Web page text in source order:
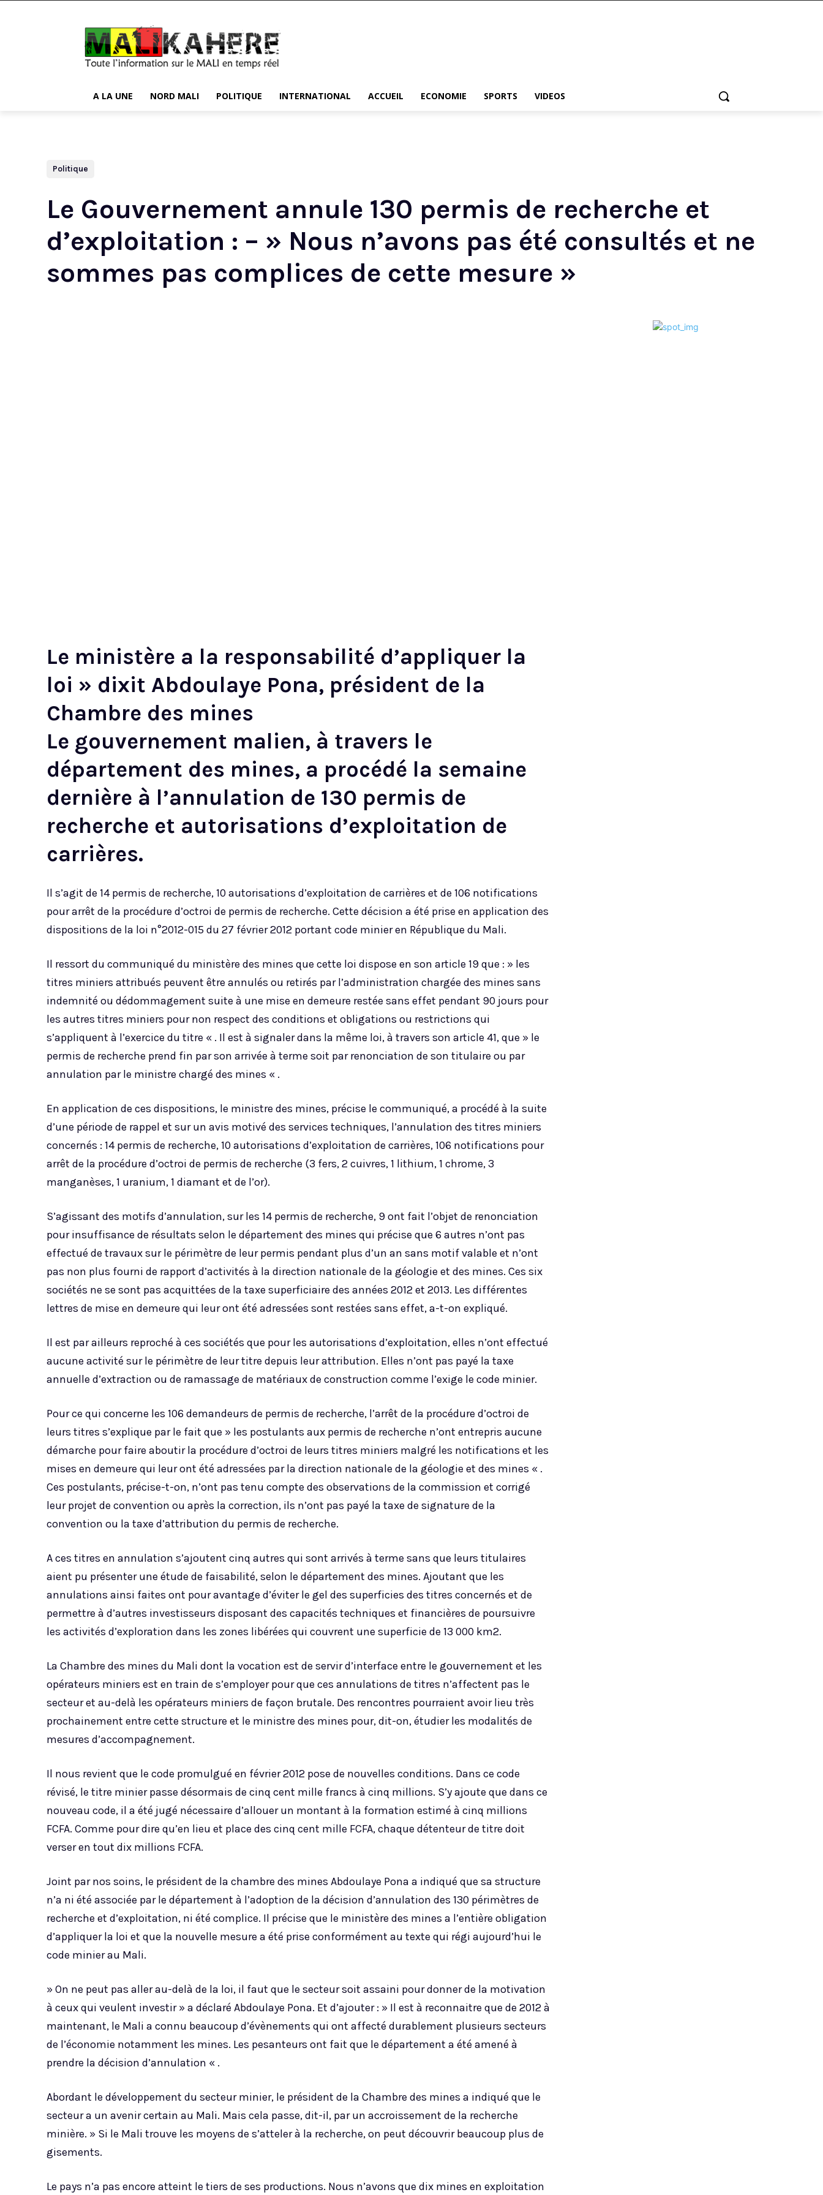
A LA UNE NORD MALI POLITIQUE INTERNATIONAL ACCUEIL ECONOMIE SPORTS VIDEOS
Politique
Le Gouvernement annule 130 permis de recherche et
d’exploitation : – » Nous n’avons pas été consultés et ne
sommes pas complices de cette mesure »
Le ministère a la responsabilité d’appliquer la
loi » dixit Abdoulaye Pona, président de la
Chambre des mines
Le gouvernement malien, à travers le
département des mines, a procédé la semaine
dernière à l’annulation de 130 permis de
recherche et autorisations d’exploitation de
carrières.
Il s’agit de 14 permis de recherche, 10 autorisations d’exploitation de carrières et de 106 notifications
pour arrêt de la procédure d’octroi de permis de recherche. Cette décision a été prise en application des
dispositions de la loi n°2012-015 du 27 février 2012 portant code minier en République du Mali.
Il ressort du communiqué du ministère des mines que cette loi dispose en son article 19 que : » les
titres miniers attribués peuvent être annulés ou retirés par l’administration chargée des mines sans
indemnité ou dédommagement suite à une mise en demeure restée sans effet pendant 90 jours pour
les autres titres miniers pour non respect des conditions et obligations ou restrictions qui
s’appliquent à l’exercice du titre « . Il est à signaler dans la même loi, à travers son article 41, que » le
permis de recherche prend fin par son arrivée à terme soit par renonciation de son titulaire ou par
annulation par le ministre chargé des mines « .
En application de ces dispositions, le ministre des mines, précise le communiqué, a procédé à la suite
d’une période de rappel et sur un avis motivé des services techniques, l’annulation des titres miniers
concernés : 14 permis de recherche, 10 autorisations d’exploitation de carrières, 106 notifications pour
arrêt de la procédure d’octroi de permis de recherche (3 fers, 2 cuivres, 1 lithium, 1 chrome, 3
manganèses, 1 uranium, 1 diamant et de l’or).
S’agissant des motifs d’annulation, sur les 14 permis de recherche, 9 ont fait l’objet de renonciation
pour insuffisance de résultats selon le département des mines qui précise que 6 autres n’ont pas
effectué de travaux sur le périmètre de leur permis pendant plus d’un an sans motif valable et n’ont
pas non plus fourni de rapport d’activités à la direction nationale de la géologie et des mines. Ces six
sociétés ne se sont pas acquittées de la taxe superficiaire des années 2012 et 2013. Les différentes
lettres de mise en demeure qui leur ont été adressées sont restées sans effet, a-t-on expliqué.
Il est par ailleurs reproché à ces sociétés que pour les autorisations d’exploitation, elles n’ont effectué
aucune activité sur le périmètre de leur titre depuis leur attribution. Elles n’ont pas payé la taxe
annuelle d’extraction ou de ramassage de matériaux de construction comme l’exige le code minier.
Pour ce qui concerne les 106 demandeurs de permis de recherche, l’arrêt de la procédure d’octroi de
leurs titres s’explique par le fait que » les postulants aux permis de recherche n’ont entrepris aucune
démarche pour faire aboutir la procédure d’octroi de leurs titres miniers malgré les notifications et les
mises en demeure qui leur ont été adressées par la direction nationale de la géologie et des mines « .
Ces postulants, précise-t-on, n’ont pas tenu compte des observations de la commission et corrigé
leur projet de convention ou après la correction, ils n’ont pas payé la taxe de signature de la
convention ou la taxe d’attribution du permis de recherche.
A ces titres en annulation s’ajoutent cinq autres qui sont arrivés à terme sans que leurs titulaires
aient pu présenter une étude de faisabilité, selon le département des mines. Ajoutant que les
annulations ainsi faites ont pour avantage d’éviter le gel des superficies des titres concernés et de
permettre à d’autres investisseurs disposant des capacités techniques et financières de poursuivre
les activités d’exploration dans les zones libérées qui couvrent une superficie de 13 000 km2.
La Chambre des mines du Mali dont la vocation est de servir d’interface entre le gouvernement et les
opérateurs miniers est en train de s’employer pour que ces annulations de titres n’affectent pas le
secteur et au-delà les opérateurs miniers de façon brutale. Des rencontres pourraient avoir lieu très
prochainement entre cette structure et le ministre des mines pour, dit-on, étudier les modalités de
mesures d’accompagnement.
Il nous revient que le code promulgué en février 2012 pose de nouvelles conditions. Dans ce code
révisé, le titre minier passe désormais de cinq cent mille francs à cinq millions. S’y ajoute que dans ce
nouveau code, il a été jugé nécessaire d’allouer un montant à la formation estimé à cinq millions
FCFA. Comme pour dire qu’en lieu et place des cinq cent mille FCFA, chaque détenteur de titre doit
verser en tout dix millions FCFA.
Joint par nos soins, le président de la chambre des mines Abdoulaye Pona a indiqué que sa structure
n’a ni été associée par le département à l’adoption de la décision d’annulation des 130 périmètres de
recherche et d’exploitation, ni été complice. Il précise que le ministère des mines a l’entière obligation
d’appliquer la loi et que la nouvelle mesure a été prise conformément au texte qui régi aujourd’hui le
code minier au Mali.
» On ne peut pas aller au-delà de la loi, il faut que le secteur soit assaini pour donner de la motivation
à ceux qui veulent investir » a déclaré Abdoulaye Pona. Et d’ajouter : » Il est à reconnaitre que de 2012 à
maintenant, le Mali a connu beaucoup d’évènements qui ont affecté durablement plusieurs secteurs
de l’économie notamment les mines. Les pesanteurs ont fait que le département a été amené à
prendre la décision d’annulation « .
Abordant le développement du secteur minier, le président de la Chambre des mines a indiqué que le
secteur a un avenir certain au Mali. Mais cela passe, dit-il, par un accroissement de la recherche
minière. » Si le Mali trouve les moyens de s’atteler à la recherche, on peut découvrir beaucoup plus de
gisements.
Le pays n’a pas encore atteint le tiers de ses productions. Nous n’avons que dix mines en exploitation